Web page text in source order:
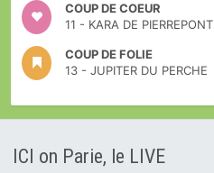
COUP DE COEUR
11 - KARA DE PIERREPONT
COUP DE FOLIE
13 - JUPITER DU PERCHE
ICI on Parie, le LIVE